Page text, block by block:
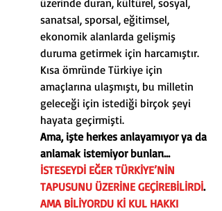
üzerinde duran, kültürel, sosyal,
sanatsal, sporsal, eğitimsel,
ekonomik alanlarda gelişmiş
duruma getirmek için harcamıştır.
Kısa ömründe Türkiye için
amaçlarına ulaşmıştı, bu milletin
geleceği için istediği birçok şeyi
hayata geçirmişti.
Ama, işte herkes anlayamıyor ya da
anlamak istemiyor bunları…
İSTESEYDİ EĞER TÜRKİYE’NİN
TAPUSUNU ÜZERİNE GEÇİREBİLİRDİ.
AMA BİLİYORDU Kİ KUL HAKKI